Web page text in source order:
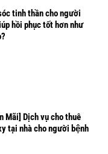
tinh thần cho người
hồi phục tốt hơn như
Mãi] Dịch vụ cho thuê
tại nhà cho người bệnh